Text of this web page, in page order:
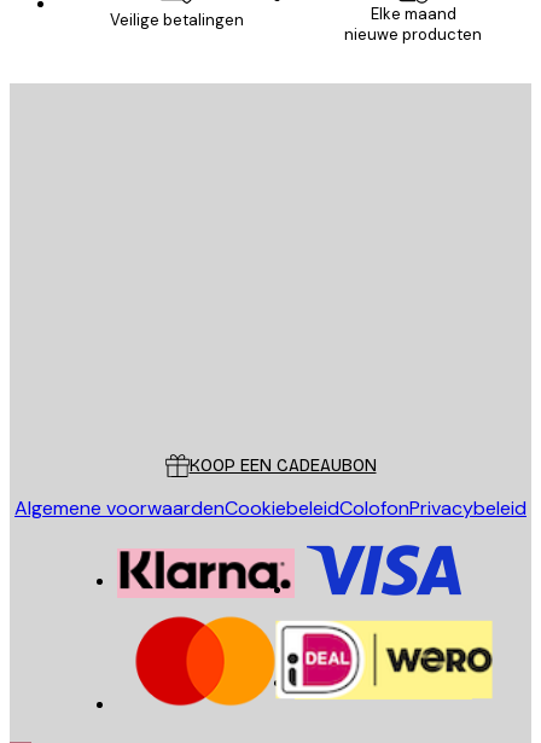
Veilige betalingen
Elke maand
nieuwe producten
KOOP EEN CADEAUBON
Algemene voorwaardenCookiebeleidColofonPrivacybeleid